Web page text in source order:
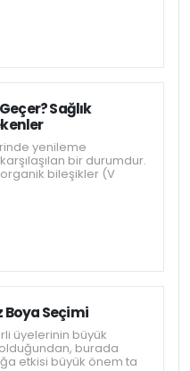
Sağlık
yenileme
bir durumdur.
bileşikler (V
Boya Seçimi
üyelerinin büyük
burada
etkisi büyük önem ta